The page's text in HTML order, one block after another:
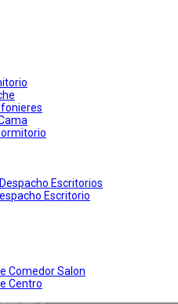
Escritorios
Escritorio
Comedor Salon
Centro